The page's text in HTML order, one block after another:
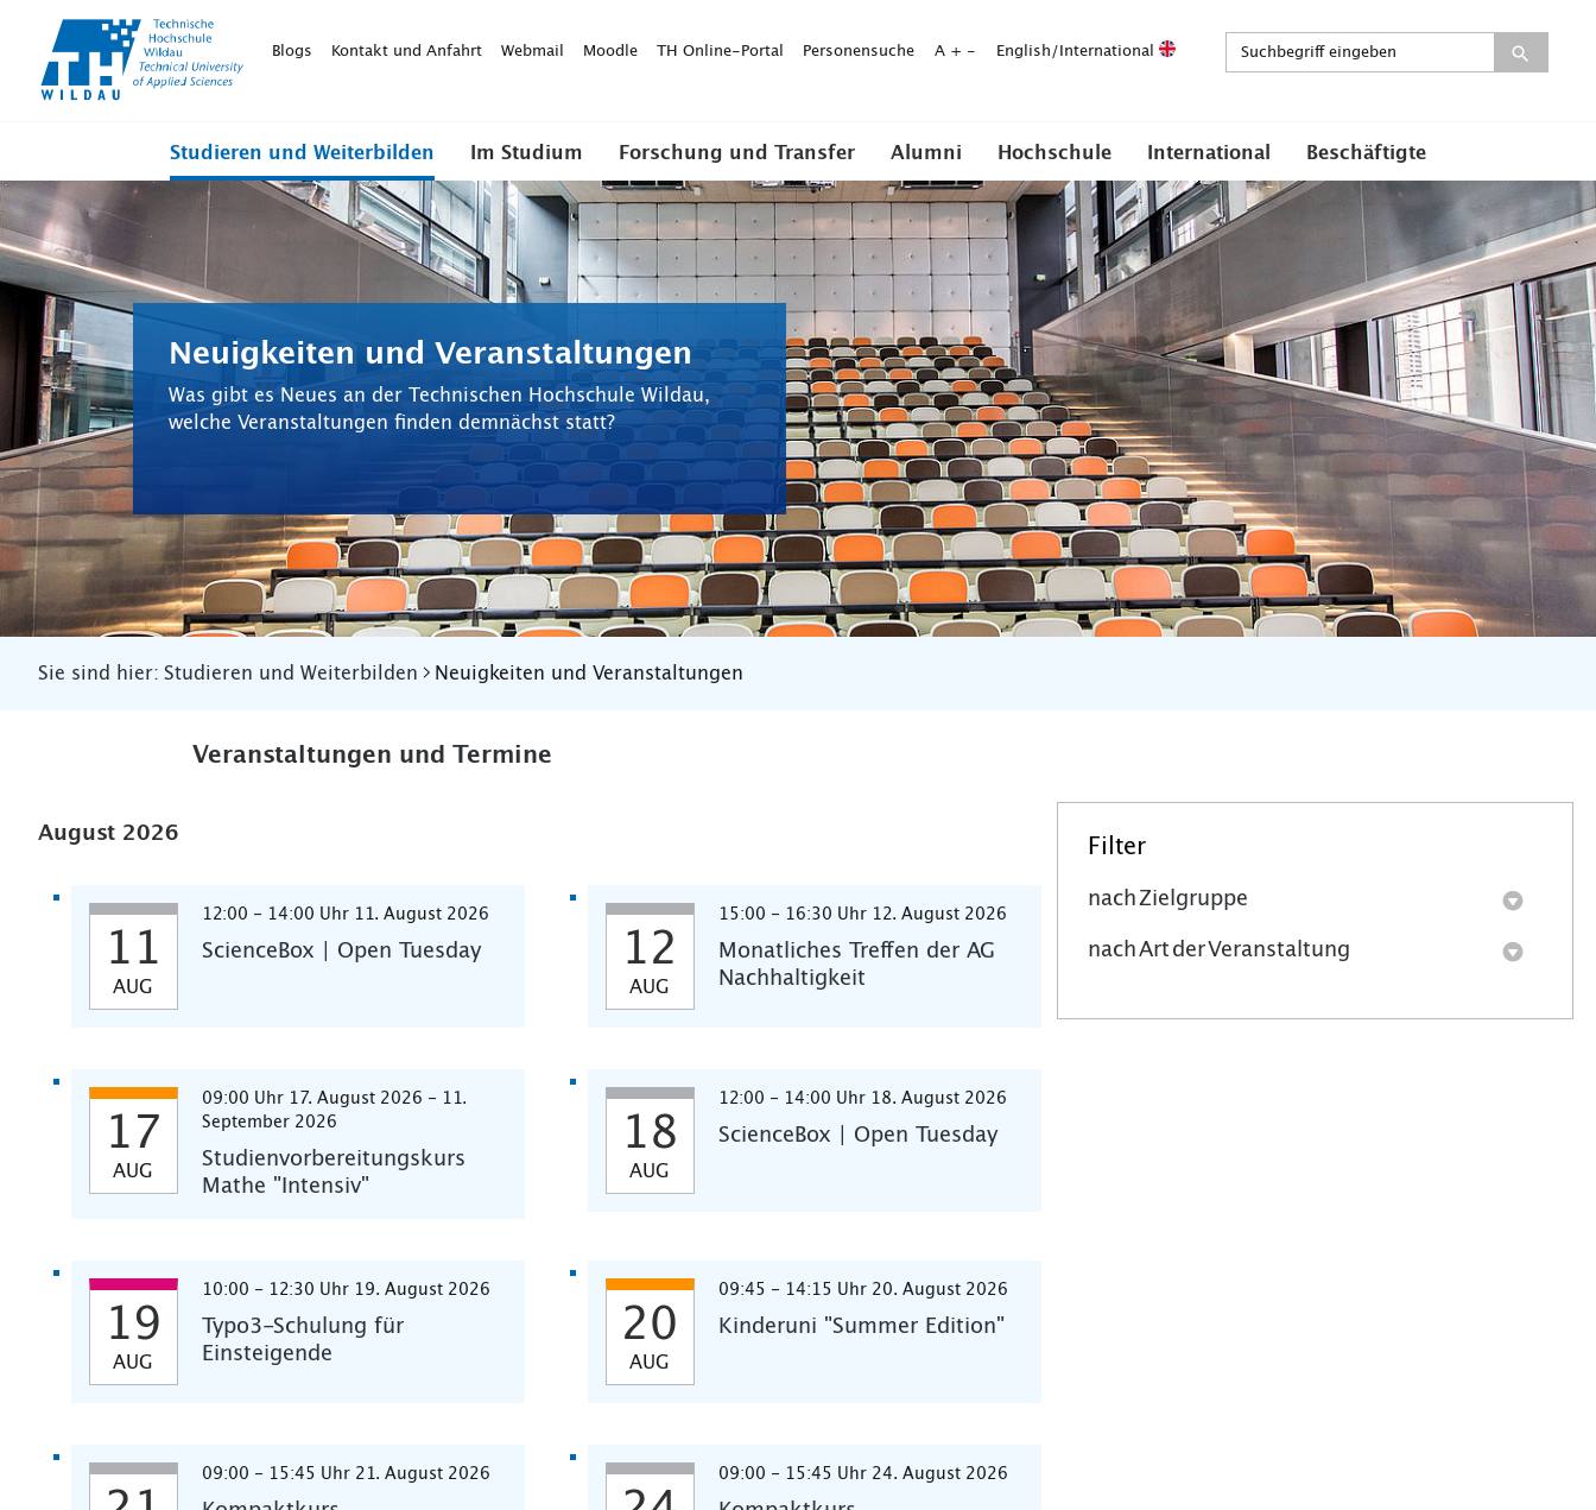
WildauBlogs Kontakt und Anfahrt Webmail Moodle TH Online-Portal Personensuche A + - English/International
Studieren und Weiterbilden Im Studium Forschung und Transfer Alumni Hochschule International Beschäftigte
Neuigkeiten und Veranstaltungen
Was gibt es Neues an der Technischen Hochschule Wildau,
welche Veranstaltungen finden demnächst statt?
Sie sind hier: Studieren und Weiterbilden Neuigkeiten und Veranstaltungen
Veranstaltungen und Termine
August 2026
11
AUG
12:00 - 14:00 Uhr 11. August 2026
ScienceBox | Open Tuesday 12
AUG
15:00 - 16:30 Uhr 12. August 2026
Monatliches Treffen der AG
Nachhaltigkeit
17
AUG
09:00 Uhr 17. August 2026 - 11.
September 2026
Studienvorbereitungskurs
Mathe "Intensiv"
18
AUG
12:00 - 14:00 Uhr 18. August 2026
ScienceBox | Open Tuesday
19
AUG
10:00 - 12:30 Uhr 19. August 2026
Typo3-Schulung für
Einsteigende
20
AUG
09:45 - 14:15 Uhr 20. August 2026
Kinderuni "Summer Edition"
09:00 - 15:45 Uhr 21. August 2026 09:00 - 15:45 Uhr 24. August 2026
Filter
nach Zielgruppe
nach Art der Veranstaltung